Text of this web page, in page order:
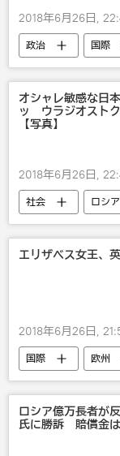
2018年6月26日,
政治 国際
韓国
戦争
オシャレ敏感な日
ッ ウラジオスト
【写真】
2018年6月26日,
社会 ロシア
エンタメ
露日関係
エリザベス女王、
2018年6月26日,
国際 欧州
エリザベス2世
ロシア億万長者が
氏に勝訴 賠償金